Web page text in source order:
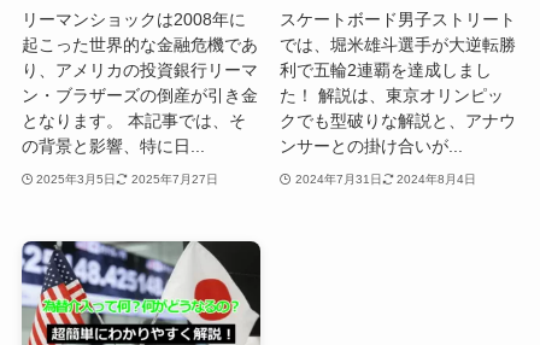
リーマンショックは2008年に
起こった世界的な金融危機であ
り、アメリカの投資銀行リーマ
ン・ブラザーズの倒産が引き金
となります。 本記事では、そ
の背景と影響、特に日...
2025年3月5日 2025年7月27日
スケートボード男子ストリート
では、堀米雄斗選手が大逆転勝
利で五輪2連覇を達成しまし
た！ 解説は、東京オリンピッ
クでも型破りな解説と、アナウ
ンサーとの掛け合いが...
2024年7月31日 2024年8月4日